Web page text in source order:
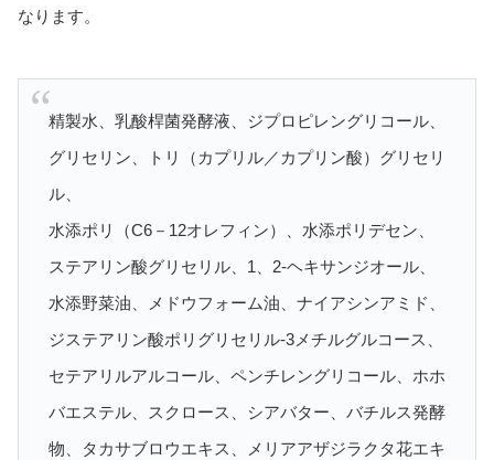
なります。
精製水、乳酸桿菌発酵液、ジプロピレングリコール、
グリセリン、トリ（カプリル／カプリン酸）グリセリ
ル、
水添ポリ（C6－12オレフィン）、水添ポリデセン、
ステアリン酸グリセリル、1、2-ヘキサンジオール、
水添野菜油、メドウフォーム油、ナイアシンアミド、
ジステアリン酸ポリグリセリル-3メチルグルコース、
セテアリルアルコール、ペンチレングリコール、ホホ
バエステル、スクロース、シアバター、バチルス発酵
物、タカサブロウエキス、メリアアザジラクタ花エキ